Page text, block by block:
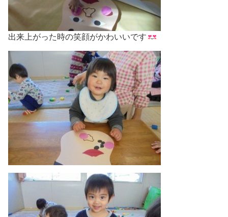
出来上がった時の笑顔がかわいいです